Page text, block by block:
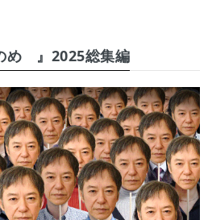
め゙』2025総集編